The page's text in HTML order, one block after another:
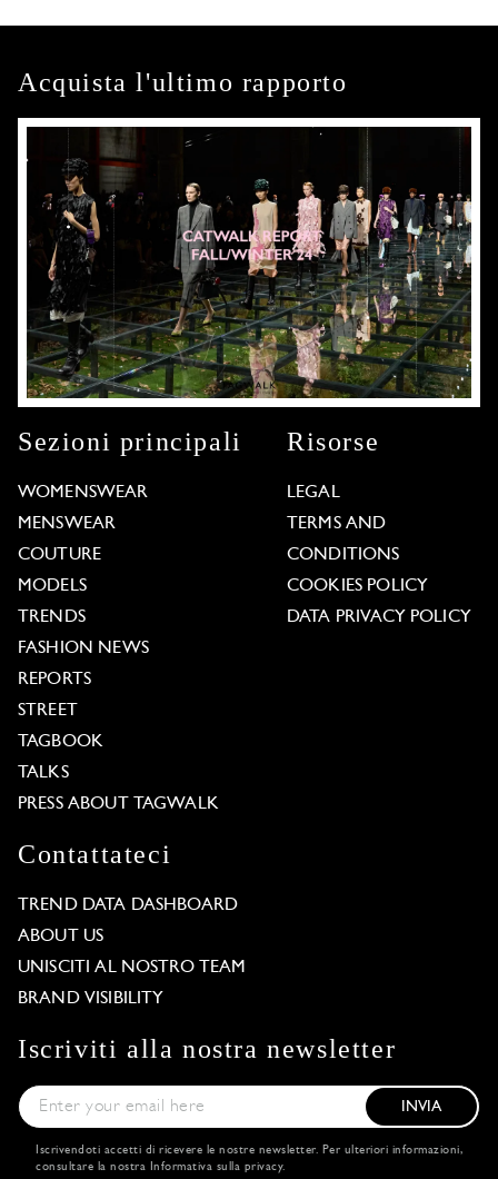
Acquista l'ultimo rapporto
Sezioni principali
WOMENSWEAR
MENSWEAR
COUTURE
MODELS
TRENDS
FASHION NEWS
REPORTS
STREET
TAGBOOK
TALKS
PRESS ABOUT TAGWALK
Risorse
LEGAL
TERMS AND
CONDITIONS
COOKIES POLICY
DATA PRIVACY POLICY
Contattateci
TREND DATA DASHBOARD
ABOUT US
UNISCITI AL NOSTRO TEAM
BRAND VISIBILITY
Iscriviti alla nostra newsletter
INVIA
Iscrivendoti accetti di ricevere le nostre newsletter. Per ulteriori informazioni,
consultare la nostra
Informativa sulla privacy.